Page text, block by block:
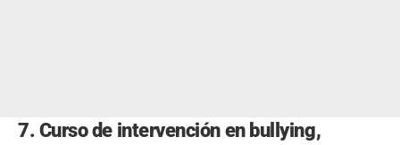
7. Curso de intervención en bullying,